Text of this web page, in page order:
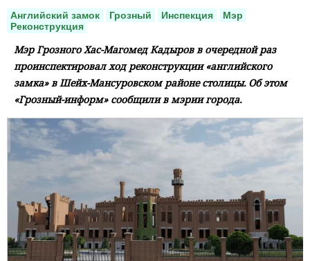
Английский замок Грозный Инспекция
Мэр
Реконструкция
Мэр Грозного Хас-Магомед Кадыров в очередной раз
проинспектировал ход реконструкции «английского
замка» в Шейх-Мансуровском районе столицы. Об этом
«Грозный-информ» сообщили в мэрии города.